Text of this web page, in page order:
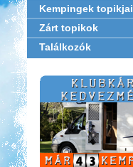
Kempingek topikjai
Zárt topikok
Találkozók